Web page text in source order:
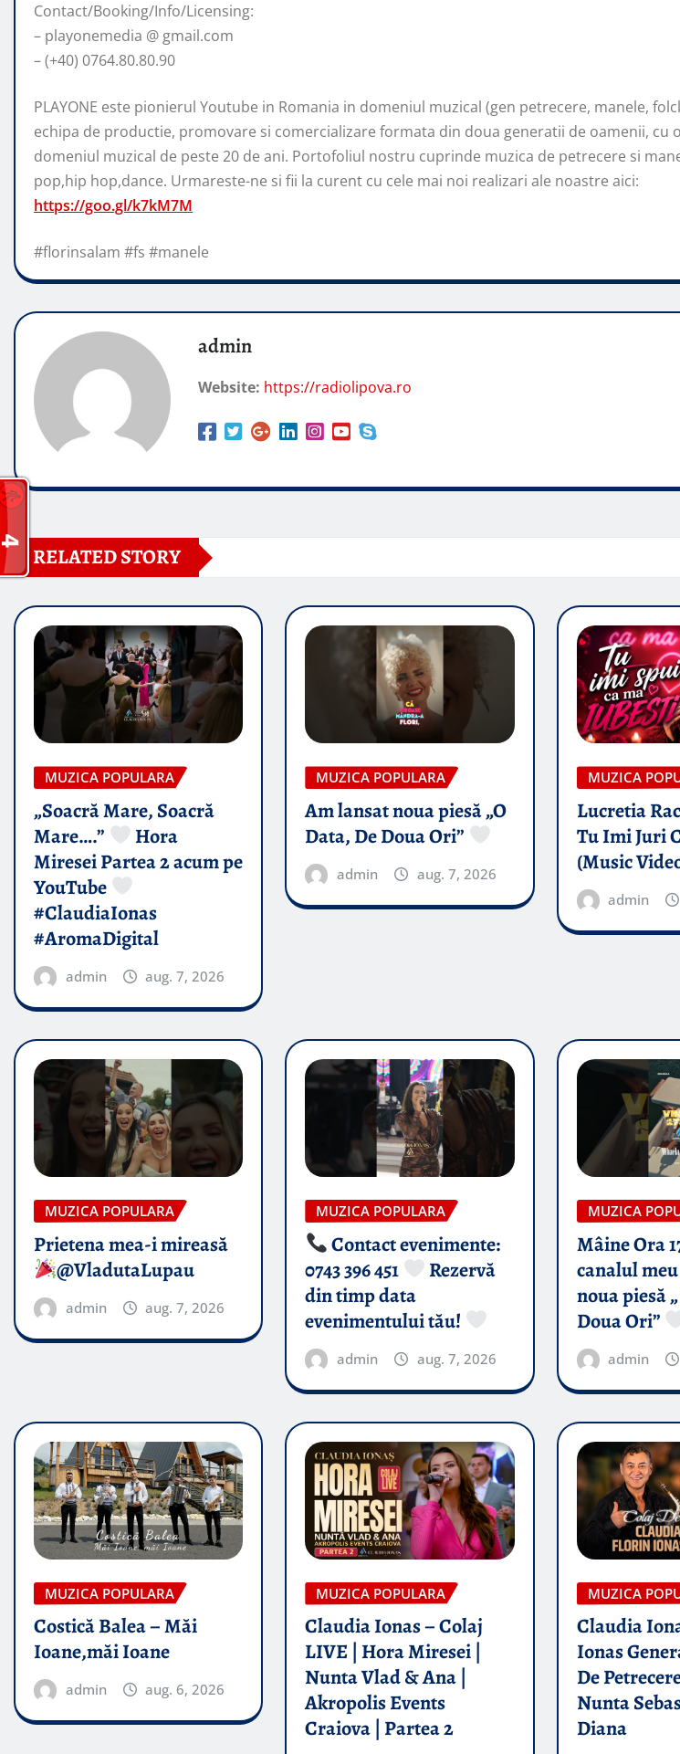
Contact/Booking/Info/Licensing:
– playonemedia @ gmail.com
– (+40) 0764.80.80.90
PLAYONE este pionierul Youtube in Romania in domeniul muzical (gen petrecere, manele,
echipa de productie, promovare si comercializare formata din doua generatii de oamenii, cu
domeniul muzical de peste 20 de ani. Portofoliul nostru cuprinde muzica de petrecere si
pop,hip hop,dance. Urmareste-ne si fii la curent cu cele mai noi realizari ale noastre aici:
https://goo.gl/k7kM7M
#florinsalam #fs #manele
admin
Website: https://radiolipova.ro
RELATED STORY
MUZICA POPULARA
„Soacră Mare, Soacră
Mare….”
Hora
Miresei Partea 2 acum pe
YouTube
#ClaudiaIonas
#AromaDigital
admin aug. 7, 2026
MUZICA POPULARA
Am lansat noua piesă „O
Data, De Doua Ori”
admin aug. 7, 2026
MUZICA
Lucretia
Tu Imi Juri
(Music
admin
MUZICA POPULARA
Prietena mea-i mireasă​
@VladutaLupau
admin aug. 7, 2026
MUZICA POPULARA
Contact evenimente:
0743 396 451
Rezervă
din timp data
evenimentului tău!
admin aug. 7, 2026
MUZICA
Mâine Ora
canalul
noua piesă
Doua Ori”
admin
MUZICA POPULARA
Costică Balea – Măi
Ioane,măi Ioane
admin aug. 6, 2026
MUZICA POPULARA
Claudia Ionas – Colaj
LIVE | Hora Miresei |
Nunta Vlad & Ana |
Akropolis Events
Craiova | Partea 2
MUZICA
Claudia
Ionas
De
Nunta
Diana